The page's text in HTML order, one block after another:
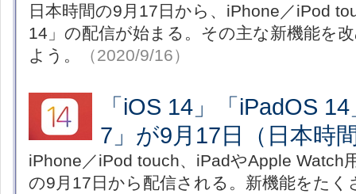
日本時間の9月17日から、iPhone／iPod
14」の配信が始まる。その主な新機能を
よう。
（2020/9/16）
「iOS 14」「iPadOS
7」が9月17日（日本時
iPhone／iPod touch、iPadやApple Watch
の9月17日から配信される。新機能をた